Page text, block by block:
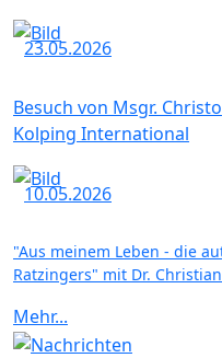
23.05.2026
Besuch von Msgr.
Kolping International
10.05.2026
"Aus meinem Leben - die
Ratzingers" mit Dr.
Mehr...